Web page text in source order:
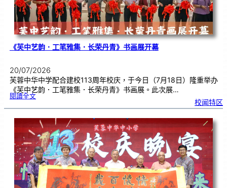
《芙中艺韵．工笔雅集．长荣丹青》书画展开幕
20/07/2026
芙蓉中华中学配合建校113周年校庆，于今日（7月18日）隆重举办
《芙中艺韵．工笔雅集．长荣丹青》书画展。此次展…
閱讀全文:《
艺
．
工
笔
雅
．
长
荣
丹
青
》
书
画
展
开
幕
校闻特区